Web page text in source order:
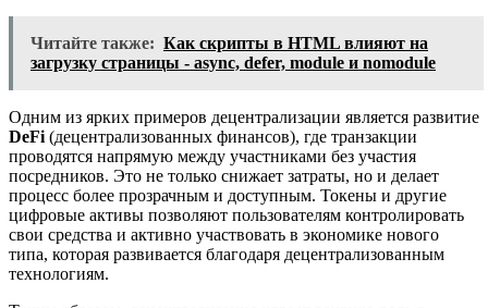
Читайте также: Как скрипты в HTML влияют на
загрузку страницы - async, defer, module и nomodule
Одним из ярких примеров децентрализации является развитие
DeFi (децентрализованных финансов), где транзакции
проводятся напрямую между участниками без участия
посредников. Это не только снижает затраты, но и делает
процесс более прозрачным и доступным. Токены и другие
цифровые активы позволяют пользователям контролировать
свои средства и активно участвовать в экономике нового
типа, которая развивается благодаря децентрализованным
технологиям.